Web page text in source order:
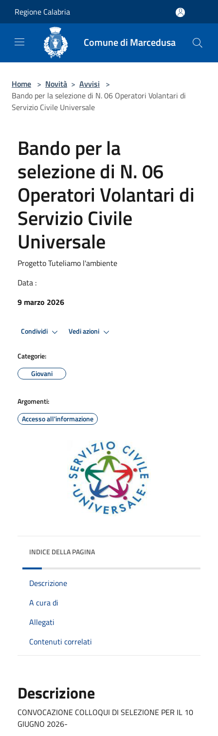
Regione Calabria
Comune di Marcedusa
Home > Novità > Avvisi >
Bando per la selezione di N. 06 Operatori Volantari di
Servizio Civile Universale
Bando per la
selezione di N. 06
Operatori Volantari di
Servizio Civile
Universale
Progetto Tuteliamo l'ambiente
Data :
9 marzo 2026
Condividi Vedi azioni
Categorie:
Giovani
Argomenti:
Accesso all'informazione
INDICE DELLA PAGINA
Descrizione
A cura di
Allegati
Contenuti correlati
Descrizione
CONVOCAZIONE COLLOQUI DI SELEZIONE PER IL 10
GIUGNO 2026-